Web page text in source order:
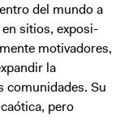
del mundo a
sitios, exposi-
motivadores,
la
comunidades. Su
pero